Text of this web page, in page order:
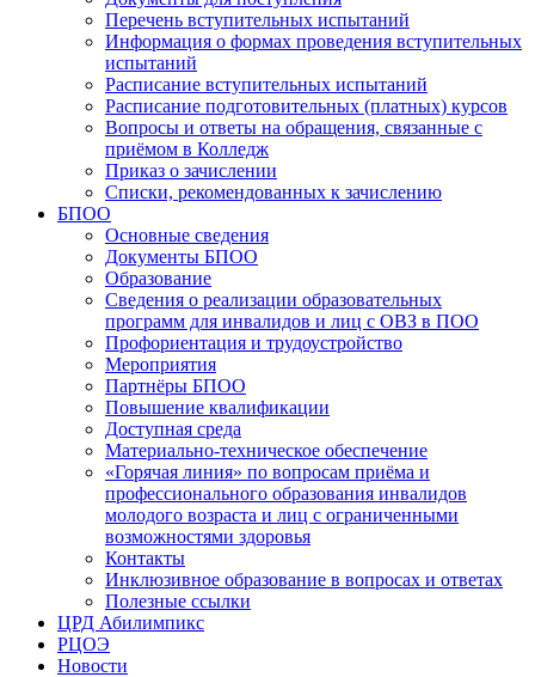
Перечень вступительных испытаний
Информация о формах проведения вступительных
испытаний
Расписание вступительных испытаний
Расписание подготовительных (платных) курсов
Вопросы и ответы на обращения, связанные с
приёмом в Колледж
Приказ о зачислении
Списки, рекомендованных к зачислению
БПОО
Основные сведения
Документы БПОО
Образование
Сведения о реализации образовательных
программ для инвалидов и лиц с ОВЗ в ПОО
Профориентация и трудоустройство
Мероприятия
Партнёры БПОО
Повышение квалификации
Доступная среда
Материально-техническое обеспечение
«Горячая линия» по вопросам приёма и
профессионального образования инвалидов
молодого возраста и лиц с ограниченными
возможностями здоровья
Контакты
Инклюзивное образование в вопросах и ответах
Полезные ссылки
ЦРД Абилимпикс
РЦОЭ
Новости